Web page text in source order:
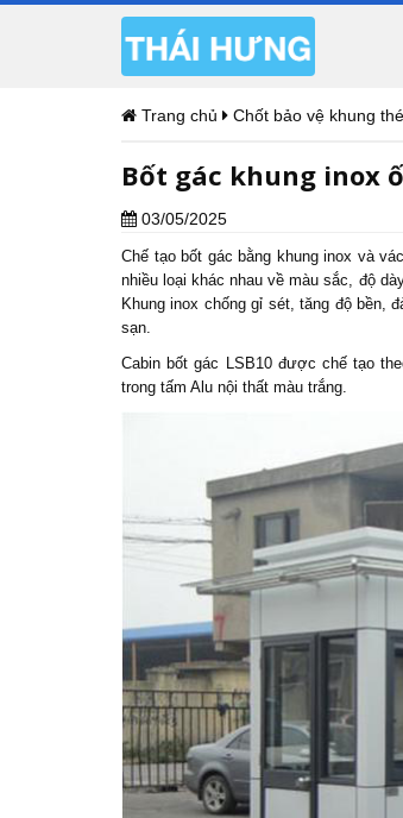
Trang chủ Chốt bảo vệ khung
Bốt gác khung inox
03/05/2025
Chế tạo bốt gác bằng khung inox và
nhiều loại khác nhau về màu sắc, độ
Khung inox chống gỉ sét, tăng độ bền,
sạn.
Cabin bốt gác LSB10 được chế tạo
trong tấm Alu nội thất màu trắng.